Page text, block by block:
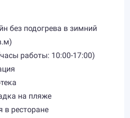
без подогрева в зимний
работы: 10:00-17:00)
на пляже
в ресторане